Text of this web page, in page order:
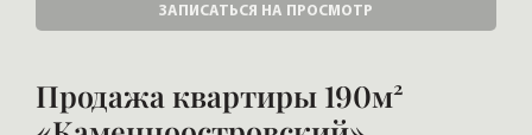
ЗАПИСАТЬСЯ НА ПРОСМОТР
Продажа квартиры 190м²